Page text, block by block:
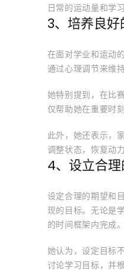
日常的运动量和学
3、培养良
在面对学业和运动
通过心理调节来维
她特别提到，在比
仅帮助她在重要时
此外，她还表示，
调整状态，恢复动
4、设立合
设定合理的期望和
现的目标。无论是
的时间框架内完成。
她认为，设定目标
讨论学习目标，并